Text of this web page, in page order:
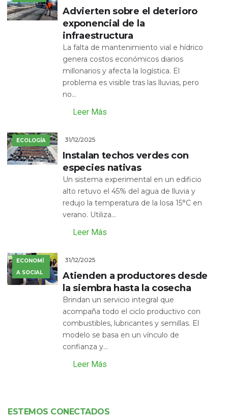
Advierten sobre el deterioro
exponencial de la
infraestructura
La falta de mantenimiento vial e hídrico
genera costos económicos diarios
millonarios y afecta la logística. El
problema es visible tras las lluvias, pero
no...
Leer Más
ECOLOGÍA 31/12/2025
Instalan techos verdes con
especies nativas
Un sistema experimental en un edificio
alto retuvo el 45% del agua de lluvia y
redujo la temperatura de la losa 15°C en
verano. Utiliza...
Leer Más
ECONOMÍ
A SOCIAL
31/12/2025
Atienden a productores desde
la siembra hasta la cosecha
Brindan un servicio integral que
acompaña todo el ciclo productivo con
combustibles, lubricantes y semillas. El
modelo se basa en un vínculo de
confianza y...
Leer Más
ESTEMOS CONECTADOS